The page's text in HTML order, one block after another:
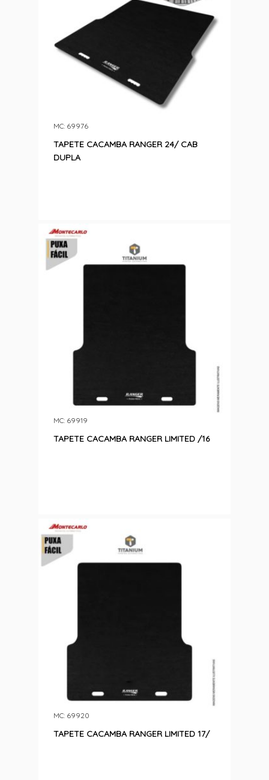
TAPETE CACAMBA RANGER 24/ CAB
DUPLA
MC: 69976
TAPETE CACAMBA RANGER LIMITED /16
MC: 69919
TAPETE CACAMBA RANGER LIMITED 17/
MC: 69920